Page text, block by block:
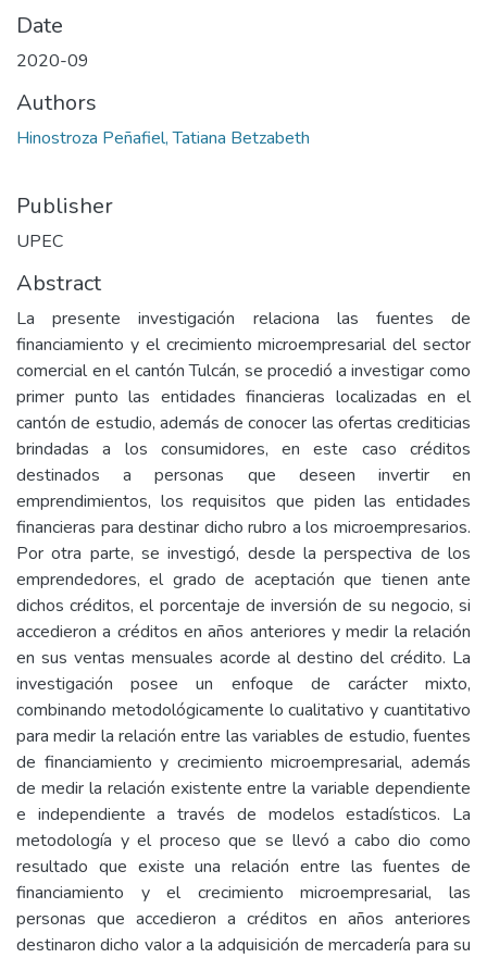
Date
2020-09
Authors
Hinostroza Peñafiel, Tatiana Betzabeth
Publisher
UPEC
Abstract
La presente investigación relaciona las fuentes de
financiamiento y el crecimiento microempresarial del sector
comercial en el cantón Tulcán, se procedió a investigar como
primer punto las entidades financieras localizadas en el
cantón de estudio, además de conocer las ofertas crediticias
brindadas a los consumidores, en este caso créditos
destinados a personas que deseen invertir en
emprendimientos, los requisitos que piden las entidades
financieras para destinar dicho rubro a los microempresarios.
Por otra parte, se investigó, desde la perspectiva de los
emprendedores, el grado de aceptación que tienen ante
dichos créditos, el porcentaje de inversión de su negocio, si
accedieron a créditos en años anteriores y medir la relación
en sus ventas mensuales acorde al destino del crédito. La
investigación posee un enfoque de carácter mixto,
combinando metodológicamente lo cualitativo y cuantitativo
para medir la relación entre las variables de estudio, fuentes
de financiamiento y crecimiento microempresarial, además
de medir la relación existente entre la variable dependiente
e independiente a través de modelos estadísticos. La
metodología y el proceso que se llevó a cabo dio como
resultado que existe una relación entre las fuentes de
financiamiento y el crecimiento microempresarial, las
personas que accedieron a créditos en años anteriores
destinaron dicho valor a la adquisición de mercadería para su